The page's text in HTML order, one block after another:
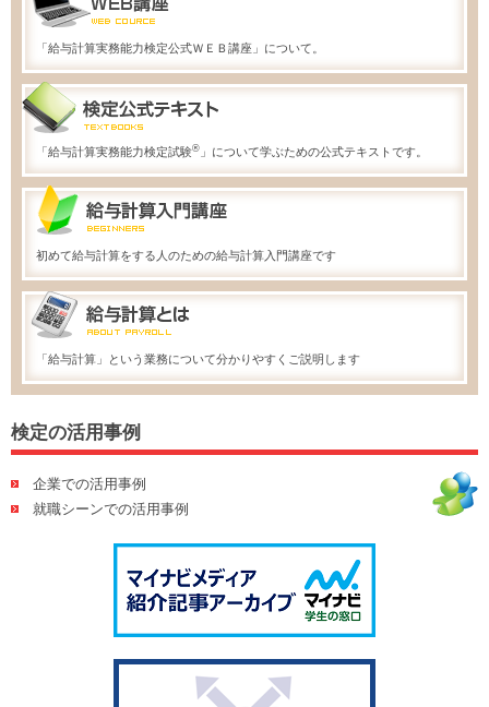
「給与計算実務能力検定公式ＷＥＢ講座」について。
「給与計算実務能力検定試験® 」について学ぶための公式テキストです。
初めて給与計算をする人のための給与計算入門講座です
「給与計算」という業務について分かりやすくご説明します
検定の活用事例
企業での活用事例
就職シーンでの活用事例